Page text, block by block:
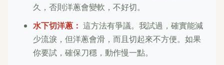
久，否則洋蔥會變軟，不好切。
水下切洋蔥： 這方法有爭議。我試過，確實能減
少流淚，但洋蔥會滑，而且切起來不方便。如果
你要試，確保刀穩，動作慢一點。